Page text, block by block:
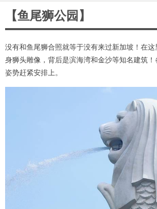
【鱼尾狮公园】
没有和鱼尾狮合照就等于没有来过新加坡！在这
身狮头雕像，背后是滨海湾和金沙等知名建筑
姿势赶紧安排上。